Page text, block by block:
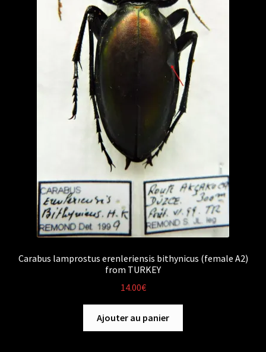
Carabus lamprostus erenleriensis bithynicus (female A2)
from TURKEY
14.00€
Ajouter au panier